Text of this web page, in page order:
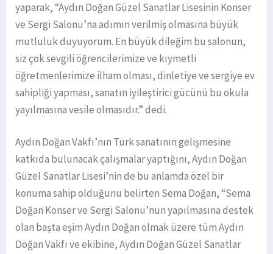
yaparak, “Aydın Doğan Güzel Sanatlar Lisesinin Konser
ve Sergi Salonu’na adımın verilmiş olmasına büyük
mutluluk duyuyorum. En büyük dileğim bu salonun,
siz çok sevgili öğrencilerimize ve kıymetli
öğretmenlerimize ilham olması, dinletiye ve sergiye ev
sahipliği yapması, sanatın iyileştirici gücünü bu okula
yayılmasına vesile olmasıdır.” dedi.
Aydın Doğan Vakfı’nın Türk sanatının gelişmesine
katkıda bulunacak çalışmalar yaptığını, Aydın Doğan
Güzel Sanatlar Lisesi’nin de bu anlamda özel bir
konuma sahip olduğunu belirten Sema Doğan, “Sema
Doğan Konser ve Sergi Salonu’nun yapılmasına destek
olan başta eşim Aydın Doğan olmak üzere tüm Aydın
Doğan Vakfı ve ekibine, Aydın Doğan Güzel Sanatlar